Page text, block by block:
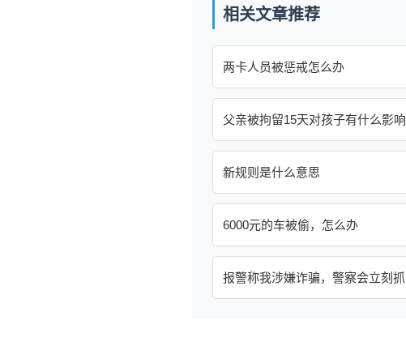
相关文章推荐
两卡人员被惩戒怎么办
父亲被拘留15天对孩子有什么影响
新规则是什么意思
6000元的车被偷，怎么办
报警称我涉嫌诈骗，警察会立刻抓